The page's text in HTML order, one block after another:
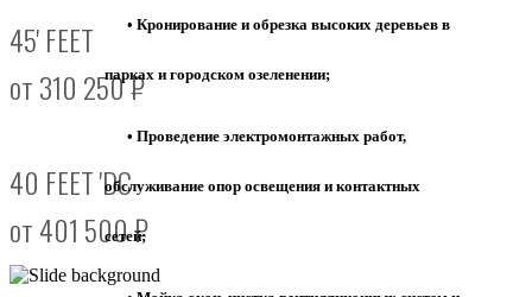
45' FEET
от 310 250 ₽
40 FEET 'DC
от 401 500 ₽
• Кронирование и обрезка высоких деревьев в
парках и городском озеленении;
• Проведение электромонтажных работ,
обслуживание опор освещения и контактных
сетей;